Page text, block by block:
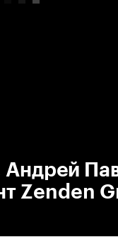
Zenden